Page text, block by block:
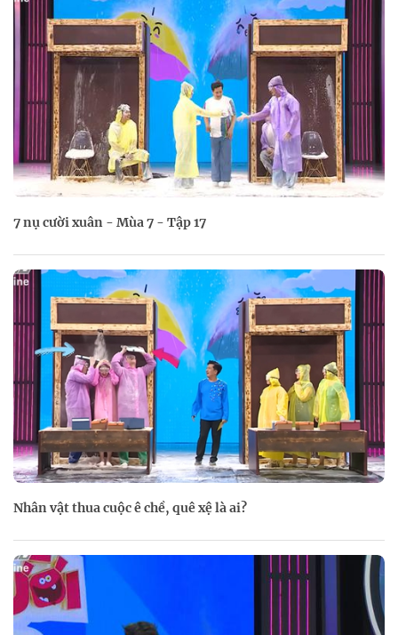
7 nụ cười xuân - Mùa 7 - Tập 17
Nhân vật thua cuộc ê chề, quê xệ là ai?